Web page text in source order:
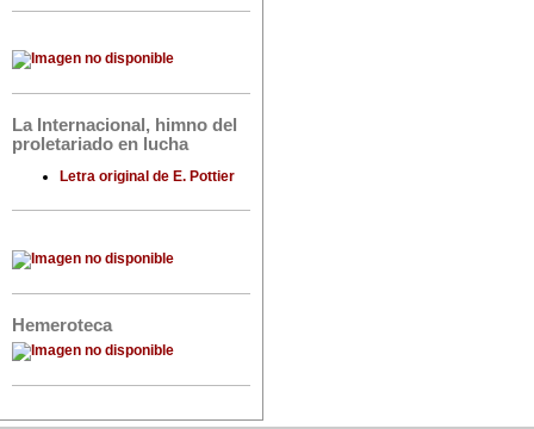
La Internacional, himno del
proletariado en lucha
Letra original de E. Pottier
Hemeroteca